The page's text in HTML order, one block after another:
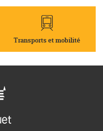
Transports et mobilité